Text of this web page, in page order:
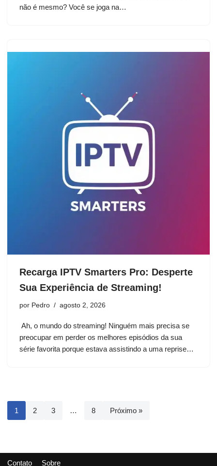
não é mesmo? Você se joga na…
Recarga IPTV Smarters Pro: Desperte
Sua Experiência de Streaming!
por Pedro agosto 2, 2026
Ah, o mundo do streaming! Ninguém mais precisa se
preocupar em perder os melhores episódios da sua
série favorita porque estava assistindo a uma reprise…
1 2 3 … 8 Próximo »
Contato Sobre